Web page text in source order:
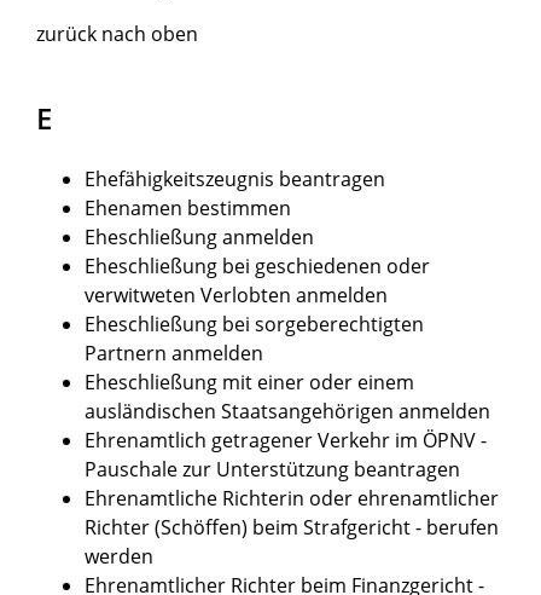
zurück nach oben
E
Ehefähigkeitszeugnis beantragen
Ehenamen bestimmen
Eheschließung anmelden
Eheschließung bei geschiedenen oder
verwitweten Verlobten anmelden
Eheschließung bei sorgeberechtigten
Partnern anmelden
Eheschließung mit einer oder einem
ausländischen Staatsangehörigen anmelden
Ehrenamtlich getragener Verkehr im ÖPNV -
Pauschale zur Unterstützung beantragen
Ehrenamtliche Richterin oder ehrenamtlicher
Richter (Schöffen) beim Strafgericht - berufen
werden
Ehrenamtlicher Richter beim Finanzgericht -